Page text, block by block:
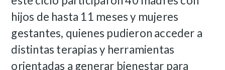
hijos de hasta 11 meses y mujeres
gestantes, quienes pudieron acceder a
distintas terapias y herramientas
orientadas a generar bienestar para